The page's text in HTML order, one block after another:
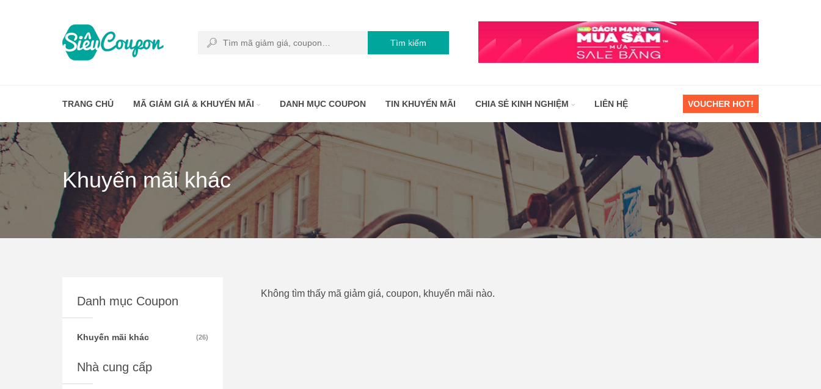
Tìm kiếm
TRANG CHỦ MÃ GIẢM GIÁ & KHUYẾN MÃI DANH MỤC COUPON TIN KHUYẾN MÃI CHIA SẺ KINH NGHIỆM LIÊN HỆ VOUCHER HOT!
Khuyến mãi khác
Danh mục Coupon
Khuyến mãi khác (26)
Nhà cung cấp
Không tìm thấy mã giảm giá, coupon, khuyến mãi nào.